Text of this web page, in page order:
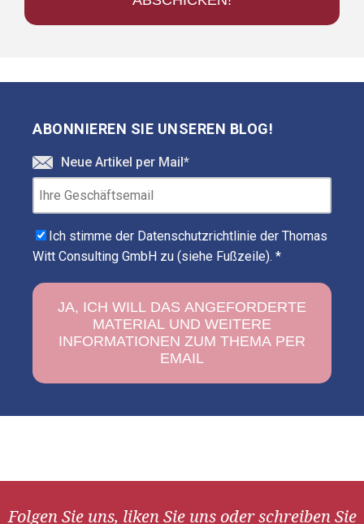
ABONNIEREN SIE UNSEREN BLOG!
Neue Artikel per Mail*
Ich stimme der Datenschutzrichtlinie der Thomas
Witt Consulting GmbH zu (siehe Fußzeile). *
Folgen Sie uns, liken Sie uns oder schreiben Sie